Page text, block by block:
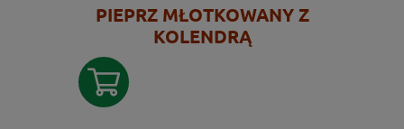
PIEPRZ MŁOTKOWANY Z
KOLENDRĄ